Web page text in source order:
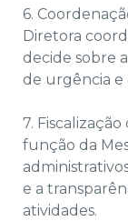
6.
Diretora
decide sobre
de urgência e
7.
função da
e a
atividades.